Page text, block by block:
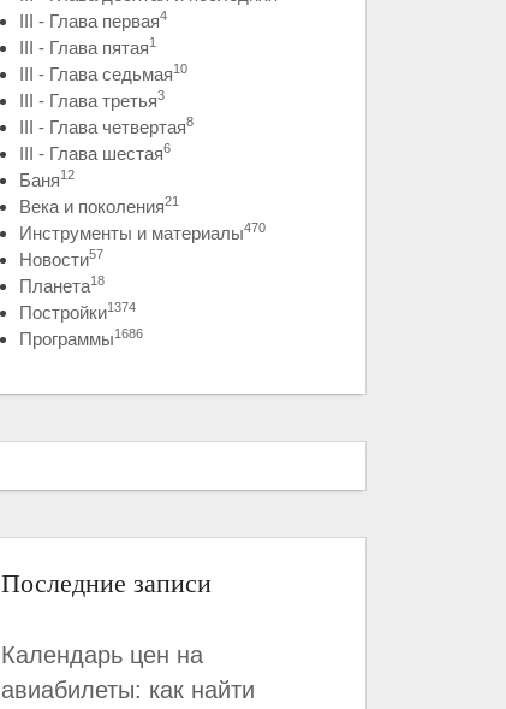
III - Глава первая4
III - Глава пятая1
III - Глава седьмая10
III - Глава третья3
III - Глава четвертая8
III - Глава шестая6
Баня12
Века и поколения21
Инструменты и материалы470
Новости57
Планета18
Постройки1374
Программы1686
Последние записи
Календарь цен на
авиабилеты: как найти